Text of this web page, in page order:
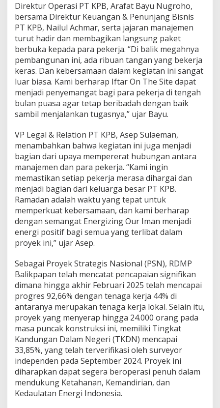
Direktur Operasi PT KPB, Arafat Bayu Nugroho,
bersama Direktur Keuangan & Penunjang Bisnis
PT KPB, Nailul Achmar, serta jajaran manajemen
turut hadir dan membagikan langsung paket
berbuka kepada para pekerja. “Di balik megahnya
pembangunan ini, ada ribuan tangan yang bekerja
keras. Dan kebersamaan dalam kegiatan ini sangat
luar biasa. Kami berharap Iftar On The Site dapat
menjadi penyemangat bagi para pekerja di tengah
bulan puasa agar tetap beribadah dengan baik
sambil menjalankan tugasnya,” ujar Bayu.
VP Legal & Relation PT KPB, Asep Sulaeman,
menambahkan bahwa kegiatan ini juga menjadi
bagian dari upaya mempererat hubungan antara
manajemen dan para pekerja. “Kami ingin
memastikan setiap pekerja merasa dihargai dan
menjadi bagian dari keluarga besar PT KPB.
Ramadan adalah waktu yang tepat untuk
memperkuat kebersamaan, dan kami berharap
dengan semangat Energizing Our Iman menjadi
energi positif bagi semua yang terlibat dalam
proyek ini,” ujar Asep.
Sebagai Proyek Strategis Nasional (PSN), RDMP
Balikpapan telah mencatat pencapaian signifikan
dimana hingga akhir Februari 2025 telah mencapai
progres 92,66% dengan tenaga kerja 44% di
antaranya merupakan tenaga kerja lokal. Selain itu,
proyek yang menyerap hingga 24.000 orang pada
masa puncak konstruksi ini, memiliki Tingkat
Kandungan Dalam Negeri (TKDN) mencapai
33,85%, yang telah terverifikasi oleh surveyor
independen pada September 2024. Proyek ini
diharapkan dapat segera beroperasi penuh dalam
mendukung Ketahanan, Kemandirian, dan
Kedaulatan Energi Indonesia.